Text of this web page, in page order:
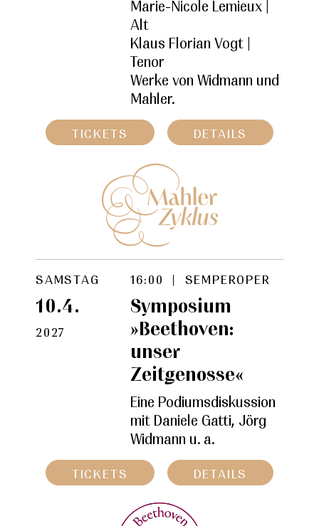
Marie-Nicole Lemieux |
Alt
Klaus Florian Vogt |
Tenor
Werke von Widmann und
Mahler.
TICKETS DETAILS
SAMSTAG
10.4.
2027
16:00 | SEMPEROPER
Symposium
»Beethoven:
unser
Zeitgenosse«
Eine Podiumsdiskussion
mit Daniele Gatti, Jörg
Widmann u. a.
TICKETS DETAILS